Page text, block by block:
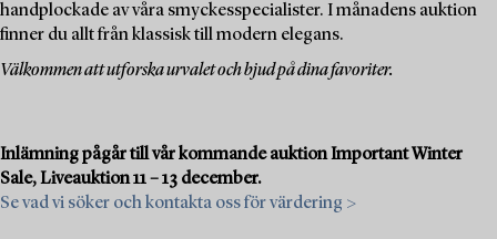
handplockade av våra smyckesspecialister. I månadens auktion
finner du allt från klassisk till modern elegans.
Välkommen att utforska urvalet och bjud på dina favoriter.
Inlämning pågår till vår kommande auktion Important Winter
Sale, Liveauktion 11 – 13 december.
Se vad vi söker och kontakta oss för värdering >